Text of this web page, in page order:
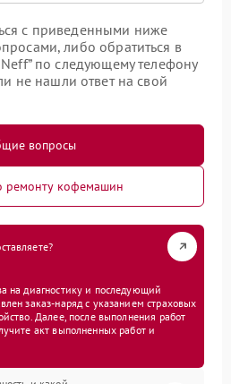
с приведенными ниже
либо обратиться в
по следующему телефону
не нашли ответ на свой
вопросы
ремонту кофемашин
на диагностику и последующий
заказ-наряд с указанием страховых
Далее, после выполнения работ
акт выполненных работ и